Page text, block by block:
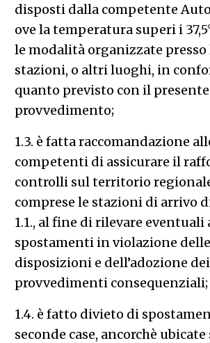
disposti dalla competente
ove la temperatura superi i
le modalità organizzate presso
stazioni, o altri luoghi, in
quanto previsto con il presente
provvedimento;
1.3. è fatta raccomandazione
competenti di assicurare il
controlli sul territorio
comprese le stazioni di arrivo
1.1., al fine di rilevare eventuali
spostamenti in violazione
disposizioni e dell’adozione dei
provvedimenti consequenziali;
1.4. è fatto divieto di
seconde case, ancorchè